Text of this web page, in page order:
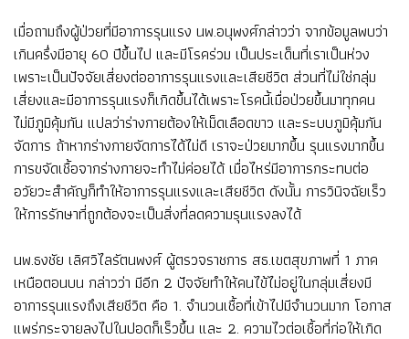
เมื่อถามถึงผู้ป่วยที่มีอาการรุนแรง นพ.อนุพงศ์กล่าวว่า จากข้อมูลพบว่า
เกินครึ่งมีอายุ 60 ปีขึ้นไป และมีโรคร่วม เป็นประเด็นที่เราเป็นห่วง
เพราะเป็นปัจจัยเสี่ยงต่ออาการรุนแรงและเสียชีวิต ส่วนที่ไม่ใช่กลุ่ม
เสี่ยงและมีอาการรุนแรงก็เกิดขึ้นได้เพราะโรคนี้เมื่อป่วยขึ้นมาทุกคน
ไม่มีภูมิคุ้มกัน แปลว่าร่างกายต้องให้เม็ดเลือดขาว และระบบภูมิคุ้มกัน
จัดการ ถ้าหากร่างกายจัดการได้ไม่ดี เราจะป่วยมากขึ้น รุนแรงมากขึ้น
การขจัดเชื้อจากร่างกายจะทำไม่ค่อยได้ เมื่อไหร่มีอาการกระทบต่อ
อวัยวะสำคัญก็ทำให้อาการรุนแรงและเสียชีวิต ดังนั้น การวินิจฉัยเร็ว
ให้การรักษาที่ถูกต้องจะเป็นสิ่งที่ลดความรุนแรงลงได้
นพ.ธงชัย เลิศวิไลรัตนพงศ์ ผู้ตรวจราชการ สธ.เขตสุขภาพที่ 1 ภาค
เหนือตอนบน กล่าวว่า มีอีก 2 ปัจจัยทำให้คนไข้ไม่อยู่ในกลุ่มเสี่ยงมี
อาการรุนแรงถึงเสียชีวิต คือ 1. จำนวนเชื้อที่เข้าไปมีจำนวนมาก โอกาส
แพร่กระจายลงไปในปอดก็เร็วขึ้น และ 2. ความไวต่อเชื้อที่ก่อให้เกิด